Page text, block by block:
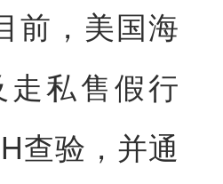
前，美国海
私售假行
查验，并通